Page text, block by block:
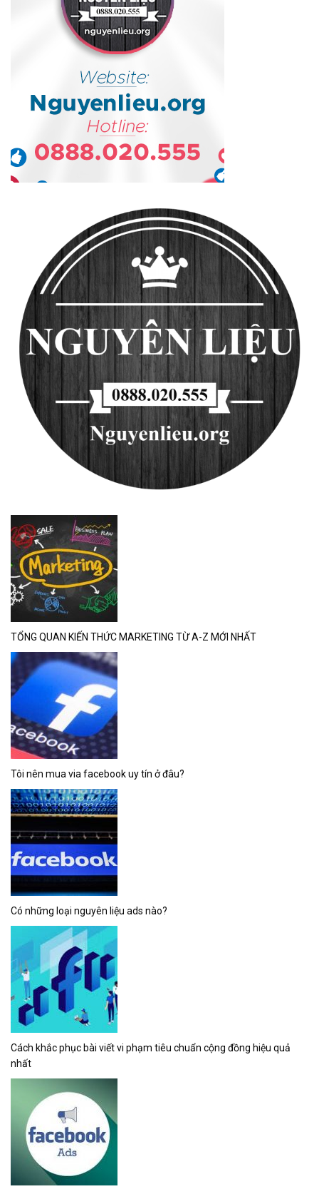
TỔNG QUAN KIẾN THỨC MARKETING TỪ A-Z MỚI NHẤT
Tôi nên mua via facebook uy tín ở đâu?
Có những loại nguyên liệu ads nào?
Cách khắc phục bài viết vi phạm tiêu chuẩn cộng đồng hiệu quả
nhất